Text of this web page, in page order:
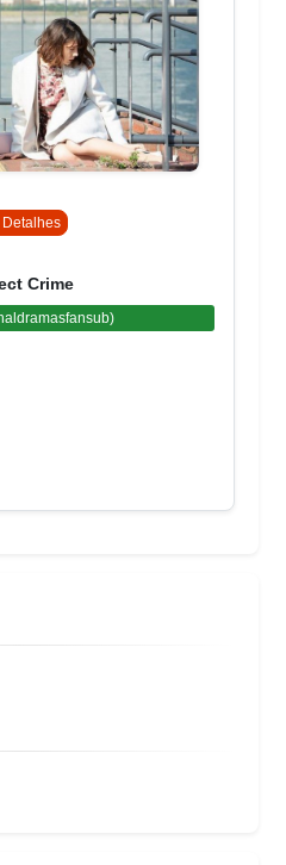
Detalhes
Crime